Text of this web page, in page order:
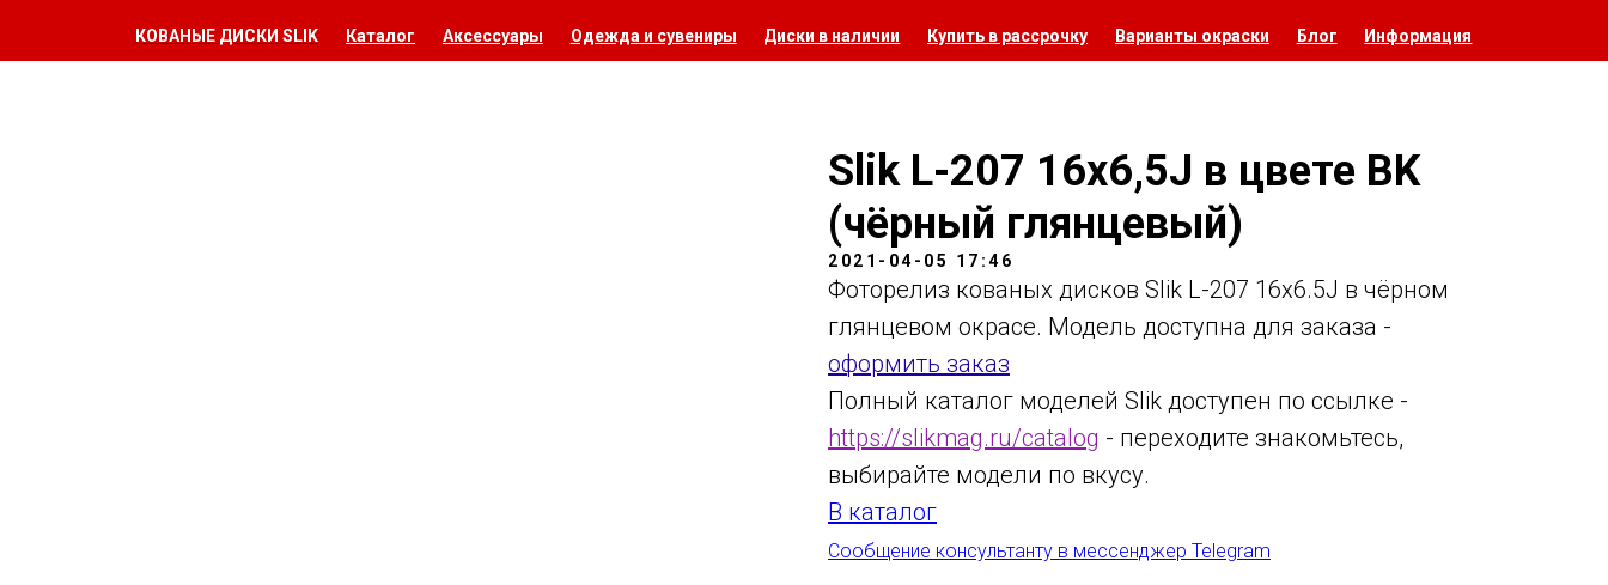
КОВАНЫЕ ДИСКИ SLIK Каталог Аксессуары Одежда и сувениры Диски в наличии Купить в рассрочку Варианты окраски Блог Информация
Slik L-207 16x6,5J в цвете BK
(чёрный глянцевый)
2021-04-05 17:46
Фоторелиз кованых дисков Slik L-207 16x6.5J в чёрном
глянцевом окрасе. Модель доступна для заказа -
оформить заказ
Полный каталог моделей Slik доступен по ссылке -
https://slikmag.ru/catalog - переходите знакомьтесь,
выбирайте модели по вкусу.
В каталог
Сообщение консультанту в мессенджер Telegram